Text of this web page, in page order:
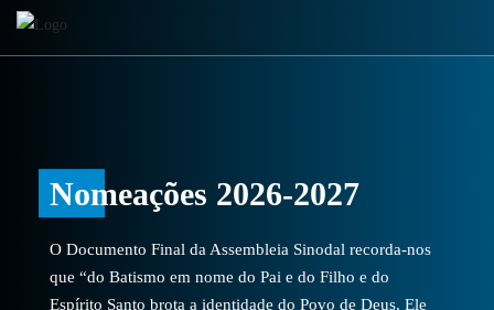
Nomeações 2026-2027
O Documento Final da Assembleia Sinodal recorda-nos
que “do Batismo em nome do Pai e do Filho e do
Espírito Santo brota a identidade do Povo de Deus. Ele